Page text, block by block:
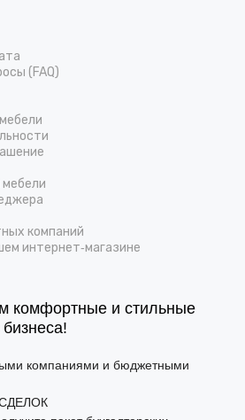
(FAQ)
компаний
интернет‑магазине
комфортные и стильные
компаниями и бюджетными